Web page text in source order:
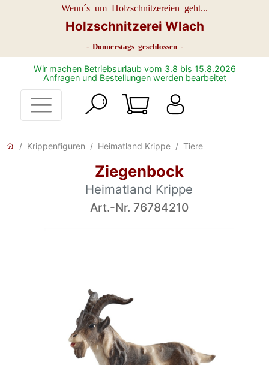
Wenn´s um Holzschnitzereien geht...
Holzschnitzerei Wlach
- Donnerstags geschlossen -
Wir machen Betriebsurlaub vom 3.8 bis 15.8.2026
Anfragen und Bestellungen werden bearbeitet
Krippenfiguren Heimatland Krippe Tiere
Ziegenbock
Heimatland Krippe
Art.-Nr. 76784210